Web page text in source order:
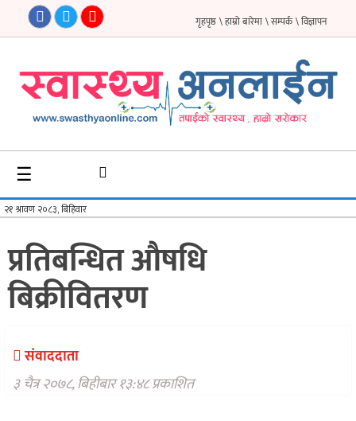
गृहपृष्ठ
समाचार
फिचर
अन्तर्वार्ता
विचार
ब्लग
वैकल्पिक
चिकित्सा
\ विज्ञापन
\ सम्पर्क
\ हाम्रो बारेमा
गृहपृष्ठ
☰
प्रतिबन्धित औषधि
बिक्रीवितरण
संवाददाता
३ चैत्र २०७८, बिहीबार १३:४८ प्रकाशित